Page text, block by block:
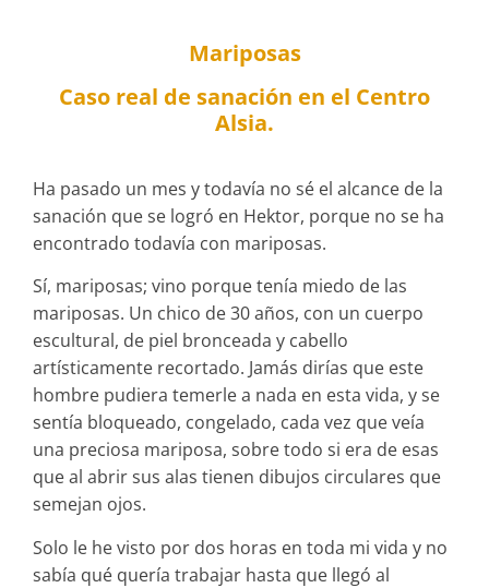
Mariposas
Caso real de sanación en el Centro
Alsia.
Ha pasado un mes y todavía no sé el alcance de la
sanación que se logró en Hektor, porque no se ha
encontrado todavía con mariposas.
Sí, mariposas; vino porque tenía miedo de las
mariposas. Un chico de 30 años, con un cuerpo
escultural, de piel bronceada y cabello
artísticamente recortado. Jamás dirías que este
hombre pudiera temerle a nada en esta vida, y se
sentía bloqueado, congelado, cada vez que veía
una preciosa mariposa, sobre todo si era de esas
que al abrir sus alas tienen dibujos circulares que
semejan ojos.
Solo le he visto por dos horas en toda mi vida y no
sabía qué quería trabajar hasta que llegó al